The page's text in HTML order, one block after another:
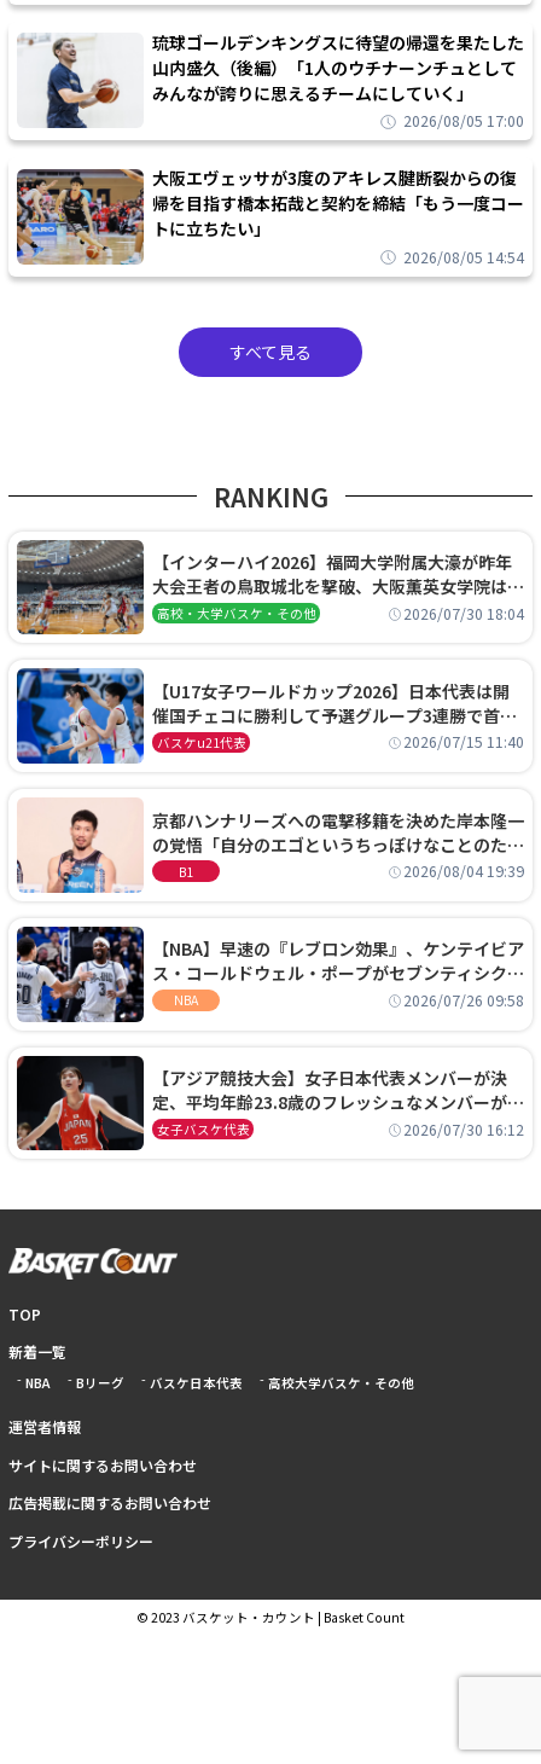
琉球ゴールデンキングスに待望の帰還を果たした
山内盛久（後編）「1人のウチナーンチュとして
みんなが誇りに思えるチームにしていく」
2026/08/05 17:00
大阪エヴェッサが3度のアキレス腱断裂からの復
帰を目指す橋本拓哉と契約を締結「もう一度コー
トに立ちたい」
2026/08/05 14:54
すべて見る
RANKING
【インターハイ2026】福岡大学附属大濠が昨年
大会王者の鳥取城北を撃破、大阪薫英女学院は岐
阜女子に完勝、大会3日目試合結果
高校・大学バスケ・その他 2026/07/30 18:04
【U17女子ワールドカップ2026】日本代表は開
催国チェコに勝利して予選グループ3連勝で首位
通過！準々決勝の相手はエジプトに決定
バスケu21代表 2026/07/15 11:40
京都ハンナリーズへの電撃移籍を決めた岸本隆一
の覚悟「自分のエゴというちっぽけなことのため
に、京都に来たわけではない」
B1 2026/08/04 19:39
【NBA】早速の『レブロン効果』、ケンテイビア
ス・コールドウェル・ポープがセブンティシクサ
ーズに1年契約で加入
NBA 2026/07/26 09:58
【アジア競技大会】女子日本代表メンバーが決
定、平均年齢23.8歳のフレッシュなメンバーが日
本開催の大舞台で頂点を狙う
女子バスケ代表 2026/07/30 16:12
TOP
新着一覧
NBA Bリーグ バスケ日本代表 高校大学バスケ・その他
運営者情報
サイトに関するお問い合わせ
広告掲載に関するお問い合わせ
プライバシーポリシー
© 2023 バスケット・カウント | Basket Count